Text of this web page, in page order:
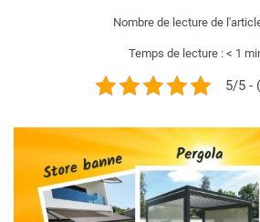
Nombre de lecture de
Temps de lecture : < 1
5/5 -